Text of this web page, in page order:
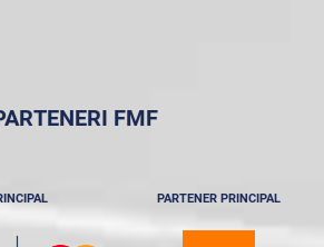
FMF
PARTENER PRINCIPAL